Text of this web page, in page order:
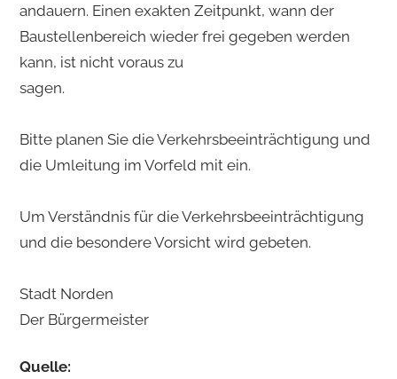
andauern. Einen exakten Zeitpunkt, wann der
Baustellenbereich wieder frei gegeben werden
kann, ist nicht voraus zu
sagen.
Bitte planen Sie die Verkehrsbeeinträchtigung und
die Umleitung im Vorfeld mit ein.
Um Verständnis für die Verkehrsbeeinträchtigung
und die besondere Vorsicht wird gebeten.
Stadt Norden
Der Bürgermeister
Quelle: